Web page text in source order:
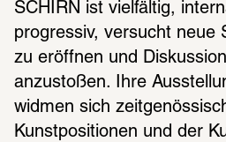
SCHIRN ist vielfältig,
progressiv, versucht neue
zu eröffnen und
anzustoßen. Ihre
widmen sich
Kunstpositionen und der